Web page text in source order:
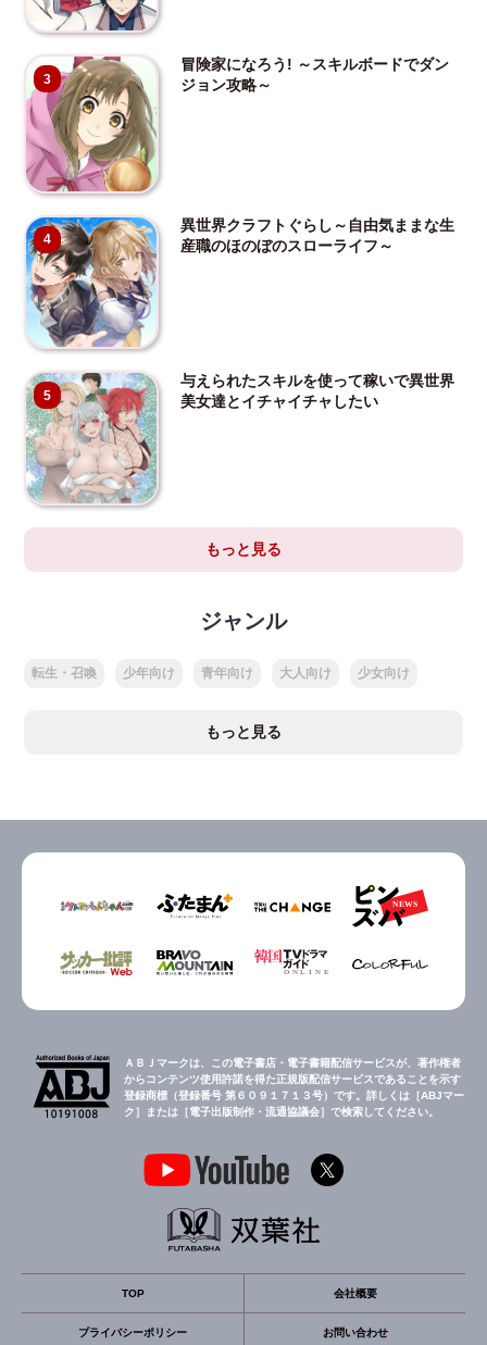
3
冒険家になろう! ～スキルボードでダン
ジョン攻略～
4
異世界クラフトぐらし～自由気ままな生
産職のほのぼのスローライフ～
5
与えられたスキルを使って稼いで異世界
美女達とイチャイチャしたい
もっと見る
ジャンル
転生・召喚 少年向け 青年向け 大人向け 少女向け
もっと見る
ＡＢＪマークは、この電子書店・電子書籍配信サービスが、著作権者
からコンテンツ使用許諾を得た正規版配信サービスであることを示す
登録商標（登録番号 第６０９１７１３号）です。詳しくは［ABJマー
ク］または［電子出版制作・流通協議会］で検索してください。
TOP 会社概要
プライバシーポリシー お問い合わせ